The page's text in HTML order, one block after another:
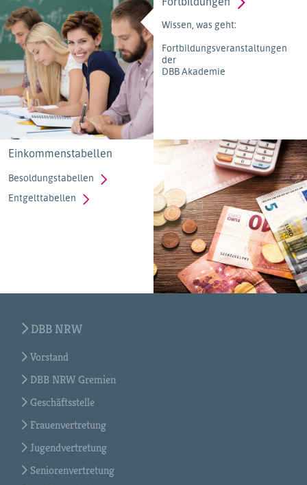
Wissen, was geht:
Fortbildungsveranstaltungen
der
DBB Akademie
Einkommenstabellen
Besoldungstabellen
Entgelttabellen
DBB NRW
Vorstand
DBB NRW Gremien
Geschäftsstelle
Frauenvertretung
Jugendvertretung
Seniorenvertretung